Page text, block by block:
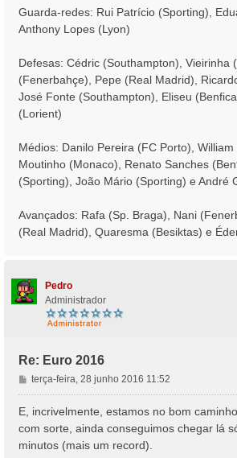
Guarda-redes: Rui Patrício (Sporting),
Anthony Lopes (Lyon)
Defesas: Cédric (Southampton), Vieirinha
(Fenerbahçe), Pepe (Real Madrid),
José Fonte (Southampton), Eliseu
(Lorient)
Médios: Danilo Pereira (FC Porto),
Moutinho (Monaco), Renato Sanches
(Sporting), João Mário (Sporting) e André
Avançados: Rafa (Sp. Braga), Nani
(Real Madrid), Quaresma (Besiktas) e
Pedro
Administrador
Re: Euro 2016
M
e
n
g
terça-feira, 28 junho 2016 11:52
E, incrivelmente, estamos no bom
com sorte, ainda conseguimos chegar lá
minutos (mais um record).